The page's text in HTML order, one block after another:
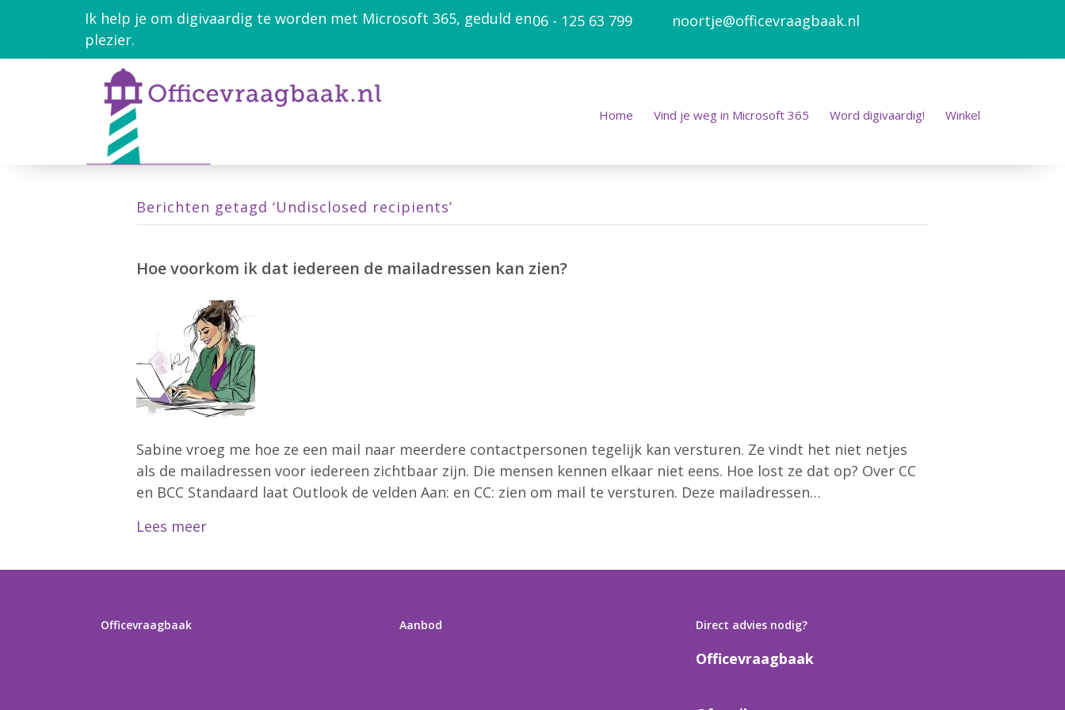
Ik help je om digivaardig te worden met Microsoft 365, geduld en
plezier.
06 - 125 63 799 noortje@officevraagbaak.nl
Home Vind je weg in Microsoft 365 Word digivaardig! Winkel
Berichten getagd ‘Undisclosed recipients’
Hoe voorkom ik dat iedereen de mailadressen kan zien?
Sabine vroeg me hoe ze een mail naar meerdere contactpersonen tegelijk kan versturen. Ze vindt het niet netjes
als de mailadressen voor iedereen zichtbaar zijn. Die mensen kennen elkaar niet eens. Hoe lost ze dat op? Over CC
en BCC Standaard laat Outlook de velden Aan: en CC: zien om mail te versturen. Deze mailadressen…
Lees meer
Officevraagbaak Aanbod Direct advies nodig?
Officevraagbaak